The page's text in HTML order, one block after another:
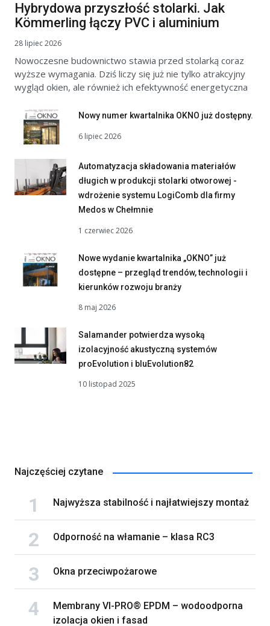
Hybrydowa przyszłość stolarki. Jak
Kömmerling łączy PVC i aluminium
28 lipiec 2026
Nowoczesne budownictwo stawia przed stolarką coraz
wyższe wymagania. Dziś liczy się już nie tylko atrakcyjny
wygląd okien, ale również ich efektywność energetyczna
Nowy numer kwartalnika OKNO już dostępny.
6 lipiec 2026
Automatyzacja składowania materiałów
długich w produkcji stolarki otworowej -
wdrożenie systemu LogiComb dla firmy
Medos w Chełmnie
1 czerwiec 2026
Nowe wydanie kwartalnika „OKNO” już
dostępne – przegląd trendów, technologii i
kierunków rozwoju branży
8 maj 2026
Salamander potwierdza wysoką
izolacyjność akustyczną systemów
proEvolution i bluEvolution82
10 listopad 2025
Najczęściej czytane
Najwyższa stabilność i najłatwiejszy montaż
Odporność na włamanie – klasa RC3
Okna przeciwpożarowe
Membrany VI-PRO® EPDM – wodoodporna
izolacja okien i fasad